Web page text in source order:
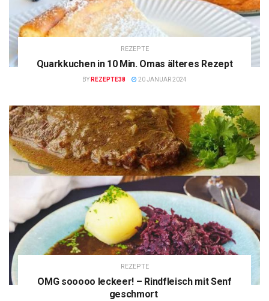
REZEPTE
Quarkkuchen in 10 Min. Omas älteres Rezept
BY REZEPTE38 20 JANUAR 2024
REZEPTE
OMG sooooo leckeer! – Rindfleisch mit Senf
geschmort